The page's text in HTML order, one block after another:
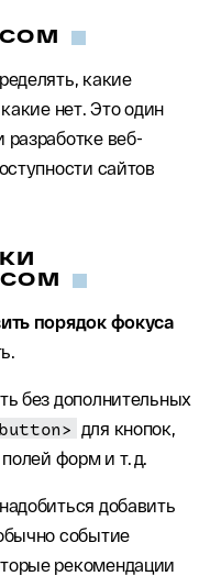
какие
нет. Это один
веб-
сайтов
порядок фокуса
без дополнительных
для кнопок,
форм и т. д.
добавить
событие
рекомендации